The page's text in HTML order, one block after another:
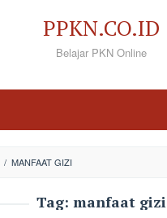
PPKN.CO.ID
Belajar PKN Online
/ MANFAAT GIZI
Tag: manfaat gizi